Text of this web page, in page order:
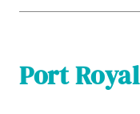
Port Royal